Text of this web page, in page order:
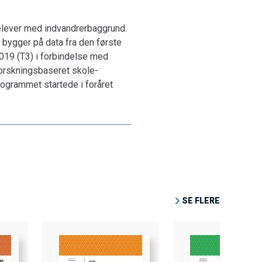
med indvandrerbaggrund.
på data fra den første
(T3) i forbindelse med
skole-
startede i foråret
SE FLERE